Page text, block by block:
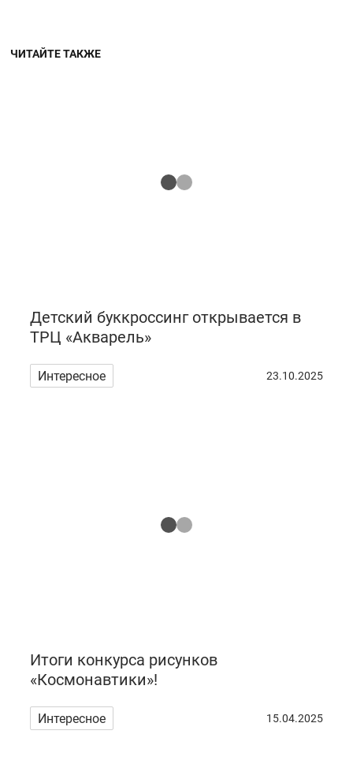
ЧИТАЙТЕ ТАКЖЕ
Детский буккроссинг открывается в
ТРЦ «Акварель»
Интересное 23.10.2025
Итоги конкурса рисунков
«Космонавтики»!
Интересное 15.04.2025